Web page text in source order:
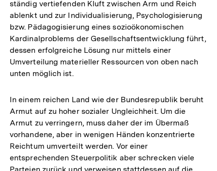
ständig vertiefenden Kluft zwischen Arm und Reich
ablenkt und zur Individualisierung, Psychologisierung
bzw. Pädagogisierung eines sozioökonomischen
Kardinalproblems der Gesellschaftsentwicklung führt,
dessen erfolgreiche Lösung nur mittels einer
Umverteilung materieller Ressourcen von oben nach
unten möglich ist.
In einem reichen Land wie der Bundesrepublik beruht
Armut auf zu hoher sozialer Ungleichheit. Um die
Armut zu verringern, muss daher der im Übermaß
vorhandene, aber in wenigen Händen konzentrierte
Reichtum umverteilt werden. Vor einer
entsprechenden Steuerpolitik aber schrecken viele